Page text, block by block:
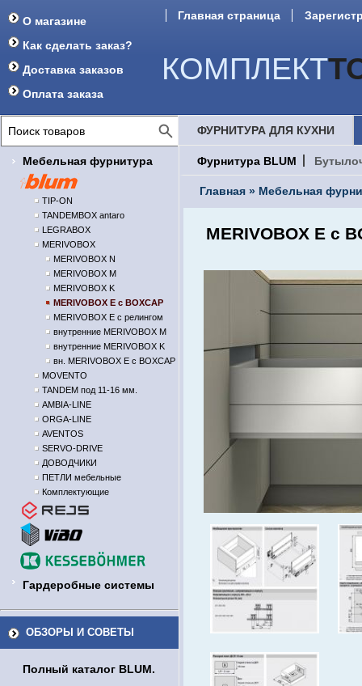
О магазине
Как сделать заказ?
Доставка заказов
Оплата заказа
Главная страница
КОМПЛЕКТ
Мебельная фурнитура
TIP-ON
TANDEMBOX antaro
LEGRABOX
MERIVOBOX
MERIVOBOX N
MERIVOBOX M
MERIVOBOX K
MERIVOBOX E с BOXCAP
MERIVOBOX E с релингом
внутренние MERIVOBOX M
внутренние MERIVOBOX K
вн. MERIVOBOX E с BOXCAP
MOVENTO
TANDEM под 11-16 мм.
AMBIA-LINE
ORGA-LINE
AVENTOS
SERVO-DRIVE
ДОВОДЧИКИ
ПЕТЛИ мебельные
Комплектующие
Гардеробные системы
ОБЗОРЫ И СОВЕТЫ
Полный каталог BLUM.
ФУРНИТУРА ДЛЯ КУХНИ
Фурнитура BLUM
Главная » Мебельная
MERIVOBOX E с